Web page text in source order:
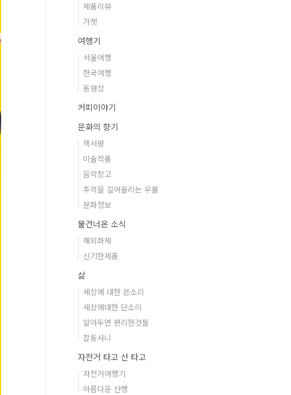
제품리뷰
가젯
여행기
서울여행
한국여행
동영상
커피이야기
문화의 향기
책서평
미술작품
음악창고
추억을 길어올리는 우물
문화정보
물건너온 소식
해외화제
신기한제품
삶
세상에 대한 쓴소리
세상에대한 단소리
알아두면 편리한것들
잡동사니
자전거 타고 산 타고
자전거여행기
아름다운 산행